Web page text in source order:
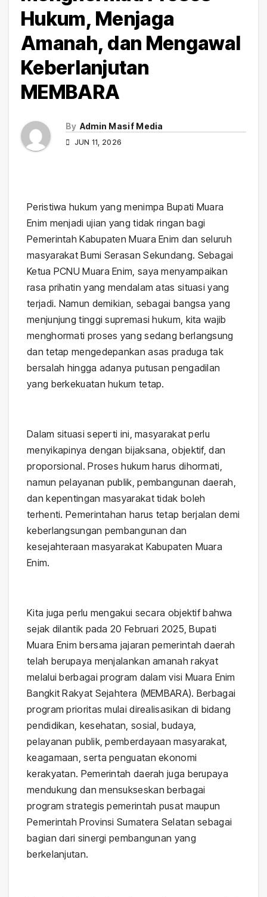
Hukum, Menjaga
Amanah, dan Mengawal
Keberlanjutan
MEMBARA
By Admin Masif Media
JUN 11, 2026
Peristiwa hukum yang menimpa Bupati Muara
Enim menjadi ujian yang tidak ringan bagi
Pemerintah Kabupaten Muara Enim dan seluruh
masyarakat Bumi Serasan Sekundang. Sebagai
Ketua PCNU Muara Enim, saya menyampaikan
rasa prihatin yang mendalam atas situasi yang
terjadi. Namun demikian, sebagai bangsa yang
menjunjung tinggi supremasi hukum, kita wajib
menghormati proses yang sedang berlangsung
dan tetap mengedepankan asas praduga tak
bersalah hingga adanya putusan pengadilan
yang berkekuatan hukum tetap.
Dalam situasi seperti ini, masyarakat perlu
menyikapinya dengan bijaksana, objektif, dan
proporsional. Proses hukum harus dihormati,
namun pelayanan publik, pembangunan daerah,
dan kepentingan masyarakat tidak boleh
terhenti. Pemerintahan harus tetap berjalan demi
keberlangsungan pembangunan dan
kesejahteraan masyarakat Kabupaten Muara
Enim.
Kita juga perlu mengakui secara objektif bahwa
sejak dilantik pada 20 Februari 2025, Bupati
Muara Enim bersama jajaran pemerintah daerah
telah berupaya menjalankan amanah rakyat
melalui berbagai program dalam visi Muara Enim
Bangkit Rakyat Sejahtera (MEMBARA). Berbagai
program prioritas mulai direalisasikan di bidang
pendidikan, kesehatan, sosial, budaya,
pelayanan publik, pemberdayaan masyarakat,
keagamaan, serta penguatan ekonomi
kerakyatan. Pemerintah daerah juga berupaya
mendukung dan mensukseskan berbagai
program strategis pemerintah pusat maupun
Pemerintah Provinsi Sumatera Selatan sebagai
bagian dari sinergi pembangunan yang
berkelanjutan.